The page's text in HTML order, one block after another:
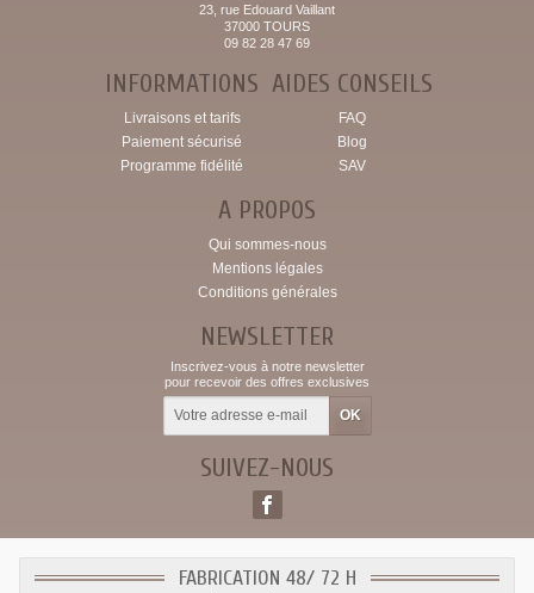
23, rue Edouard Vaillant
37000 TOURS
09 82 28 47 69
INFORMATIONS
Livraisons et tarifs
Paiement sécurisé
Programme fidélité
AIDES CONSEILS
FAQ
Blog
SAV
A PROPOS
Qui sommes-nous
Mentions légales
Conditions générales
NEWSLETTER
Inscrivez-vous à notre newsletter
pour recevoir des offres exclusives
SUIVEZ-NOUS
FABRICATION 48/ 72 H